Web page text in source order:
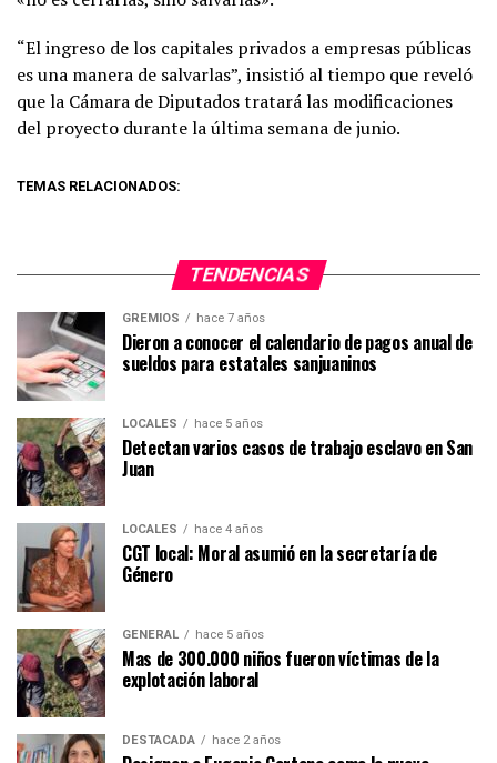
“El ingreso de los capitales privados a empresas públicas
es una manera de salvarlas”, insistió al tiempo que reveló
que la Cámara de Diputados tratará las modificaciones
del proyecto durante la última semana de junio.
TEMAS RELACIONADOS:
TENDENCIAS
GREMIOS hace 7 años
Dieron a conocer el calendario de pagos anual de
sueldos para estatales sanjuaninos
LOCALES hace 5 años
Detectan varios casos de trabajo esclavo en San
Juan
LOCALES hace 4 años
CGT local: Moral asumió en la secretaría de
Género
GENERAL hace 5 años
Mas de 300.000 niños fueron víctimas de la
explotación laboral
DESTACADA hace 2 años